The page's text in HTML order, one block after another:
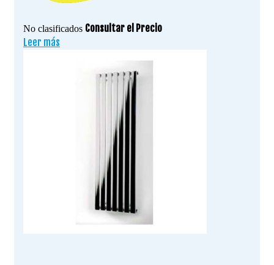
No clasificados Consultar el Precio
Leer más